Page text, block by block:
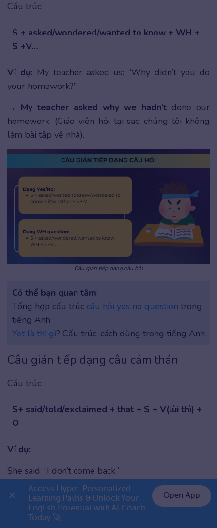
Cấu trúc:
S + asked/wondered/wanted to know + WH +
S +V…
Ví dụ: My teacher asked us: “Why didn’t you do
your homework?”
→ My teacher asked why we hadn’t done our
homework. (Giáo viên hỏi tại sao chúng tôi không
làm bài tập về nhà).
Câu gián tiếp dạng câu hỏi
Có thể bạn quan tâm:
Tổng hợp cấu trúc câu hỏi yes no question trong
tiếng Anh
Yet là thì gì? Cấu trúc, cách dùng trong tiếng Anh
Câu gián tiếp dạng câu cảm thán
Cấu trúc:
S+ said/told/exclaimed + that + S + V(lùi thì) +
O
Ví dụ:
She said: “I don’t come back.”
→
She said (that) she didn’tcome back. (Cô ấy nói
(rằng) cô ấy đã không quay lại).
👉 Premium 1 năm chỉ 799K
Access Hyper-Personalized
Learning Paths & Unlock Your
English Potential with AI Coach
Today 🚀
Open App